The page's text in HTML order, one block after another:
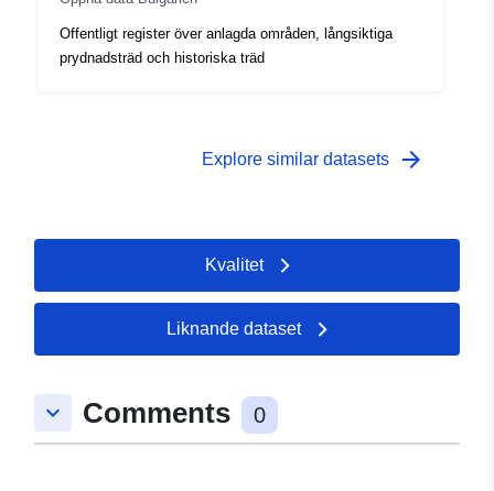
Offentligt register över anlagda områden, långsiktiga
prydnadsträd och historiska träd
Explore similar datasets arrow_forward
Kvalitet
Liknande dataset
keyboard_arrow_down Comments 0